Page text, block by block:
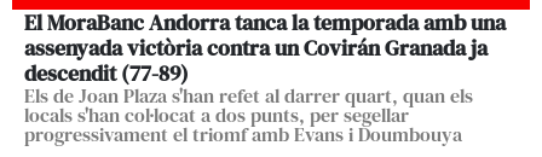
El MoraBanc Andorra tanca la temporada amb una
assenyada victòria contra un Covirán Granada ja
descendit (77-89)
Els de Joan Plaza s'han refet al darrer quart, quan els
locals s'han col·locat a dos punts, per segellar
progressivament el triomf amb Evans i Doumbouya